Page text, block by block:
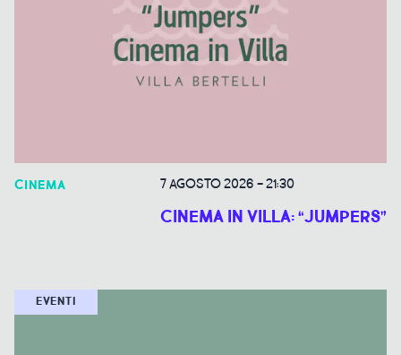
CINEMA 7 AGOSTO 2026 -21:30
CINEMA IN VILLA: “JUMPERS”
EVENTI